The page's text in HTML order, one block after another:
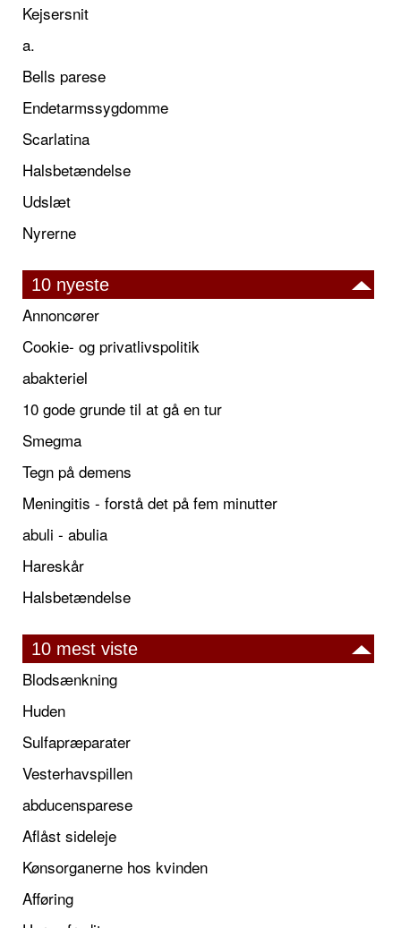
Kejsersnit
a.
Bells parese
Endetarmssygdomme
Scarlatina
Halsbetændelse
Udslæt
Nyrerne
10 nyeste
Annoncører
Cookie- og privatlivspolitik
abakteriel
10 gode grunde til at gå en tur
Smegma
Tegn på demens
Meningitis - forstå det på fem minutter
abuli - abulia
Hareskår
Halsbetændelse
10 mest viste
Blodsænkning
Huden
Sulfapræparater
Vesterhavspillen
abducensparese
Aflåst sideleje
Kønsorganerne hos kvinden
Afføring